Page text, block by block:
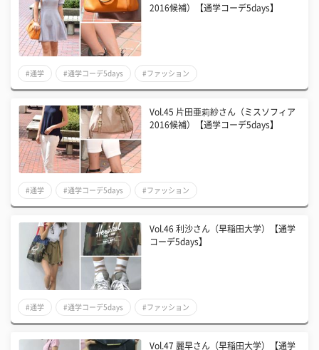
2016候補）【通学コーデ5days】
#通学 #通学コーデ5days #ファッション
Vol.45 片田亜莉紗さん（ミスソフィア
2016候補）【通学コーデ5days】
#通学 #通学コーデ5days #ファッション
Vol.46 利沙さん（早稲田大学）【通学
コーデ5days】
#通学 #通学コーデ5days #ファッション
Vol.47 麗早さん（早稲田大学）【通学